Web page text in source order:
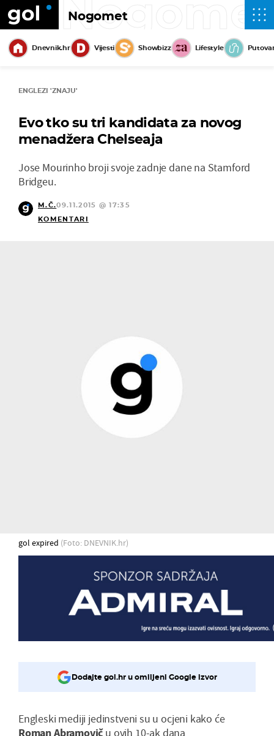
Nogomet
Dnevnik.hr Vijesti Showbizz Lifestyle
ENGLEZI 'ZNAJU'
Evo tko su tri kandidata za novog
menadžera Chelseaja
Jose Mourinho broji svoje zadnje dane na Stamford
Bridgeu.
M.Č.09.11.2015 @ 17:35
KOMENTARI
gol expired (Foto: DNEVNIK.hr)
Dodajte gol.hr u omiljeni Google izvor
Engleski mediji jedinstveni su u ocjeni kako će
Roman Abramoviču ovih 10-ak dana